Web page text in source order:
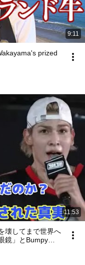
9:11
prized
11:53
壊してまで世界へ
鏡」とBumpy挫
徹底解説】